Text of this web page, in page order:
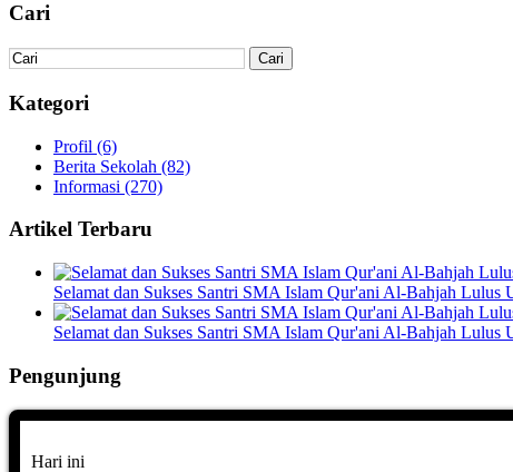
Cari
Kategori
Profil (6)
Berita Sekolah (82)
Informasi (270)
Artikel Terbaru
Selamat dan Sukses Santri SMA Islam Qur'ani Al-Bahjah Lulus
Selamat dan Sukses Santri SMA Islam Qur'ani Al-Bahjah
Pengunjung
Hari ini